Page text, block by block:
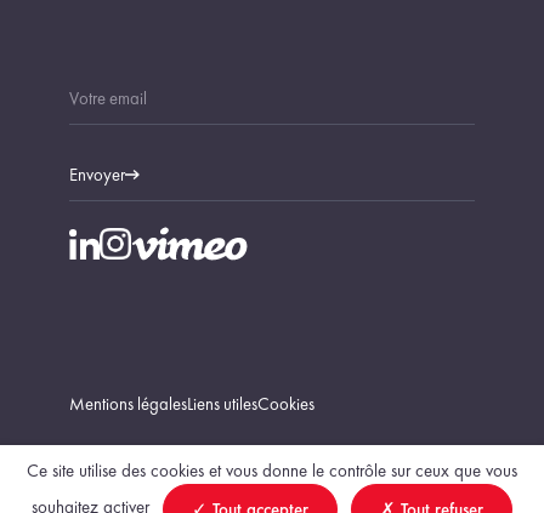
Envoyer
Mentions légalesLiens utilesCookies
Ce site utilise des cookies et vous donne le contrôle sur ceux que vous
souhaitez activer